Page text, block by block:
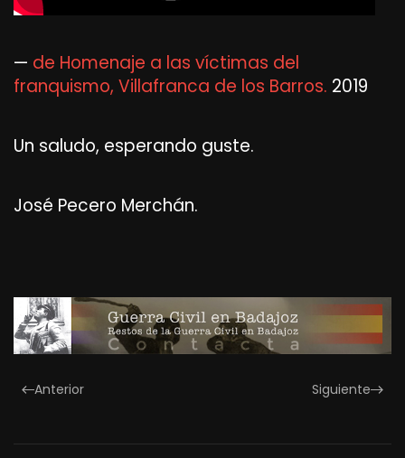
— de Homenaje a las víctimas del
franquismo, Villafranca de los Barros. 2019
Un saludo, esperando guste.
José Pecero Merchán.
Anterior Siguiente